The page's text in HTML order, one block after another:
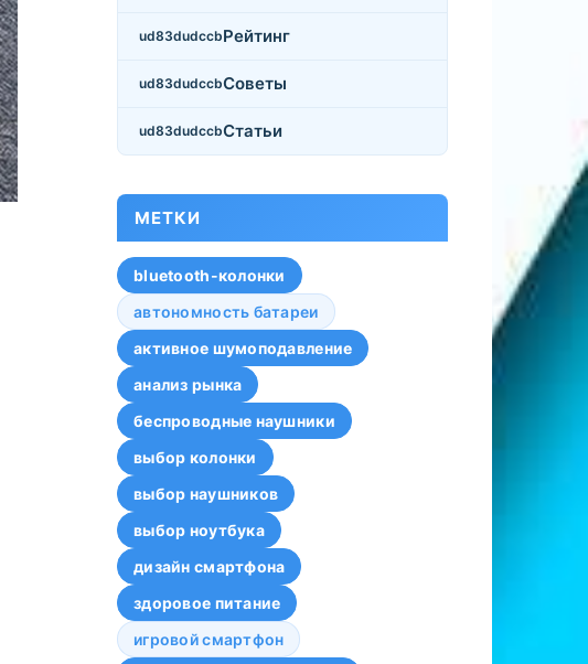
Рейтинг
Советы
Статьи
МЕТКИ
bluetooth-колонки
автономность батареи
активное шумоподавление
анализ рынка
беспроводные наушники
выбор колонки
выбор наушников
выбор ноутбука
дизайн смартфона
здоровое питание
игровой смартфон